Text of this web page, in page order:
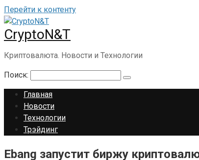
Перейти к контенту
CryptoN&T
Криптовалюта. Новости и Технологии
Поиск:
Главная
Новости
Технологии
Трэйдинг
Ebang запустит биржу